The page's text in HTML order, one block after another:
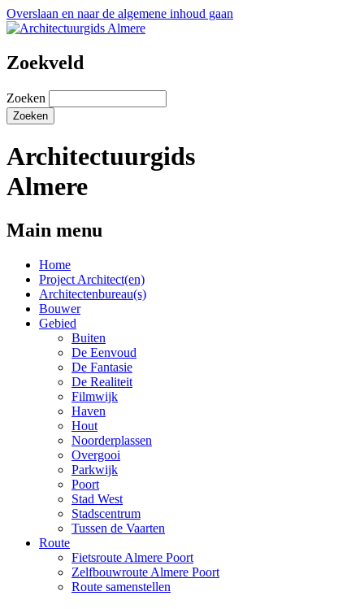
Overslaan en naar de algemene inhoud gaan
Zoekveld
Zoeken
Architectuurgids
Almere
Main menu
Home
Project Architect(en)
Architectenbureau(s)
Bouwer
Gebied
Buiten
De Eenvoud
De Fantasie
De Realiteit
Filmwijk
Haven
Hout
Noorderplassen
Overgooi
Parkwijk
Poort
Stad West
Stadscentrum
Tussen de Vaarten
Route
Fietsroute Almere Poort
Zelfbouwroute Almere Poort
Route samenstellen